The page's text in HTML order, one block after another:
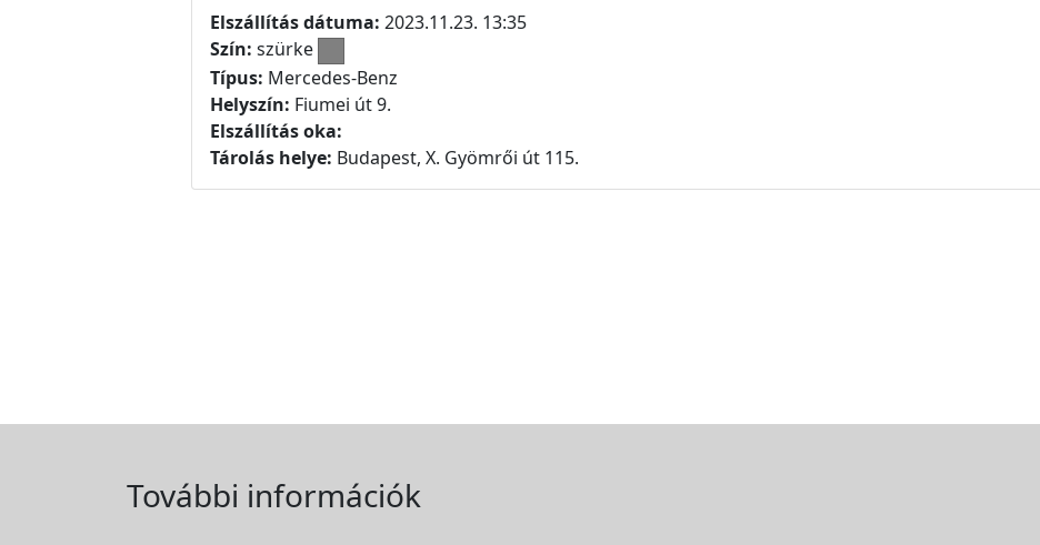
Elszállítás dátuma: 2023.11.23. 13:35
Szín: szürke
Típus: Mercedes-Benz
Helyszín: Fiumei út 9.
Elszállítás oka:
Tárolás helye: Budapest, X. Gyömrői út 115.
További információk